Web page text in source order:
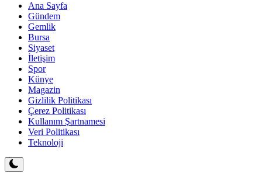
Ana Sayfa
Gündem
Gemlik
Bursa
Siyaset
İletişim
Spor
Künye
Magazin
Gizlilik Politikası
Çerez Politikası
Kullanım Şartnamesi
Veri Politikası
Teknoloji